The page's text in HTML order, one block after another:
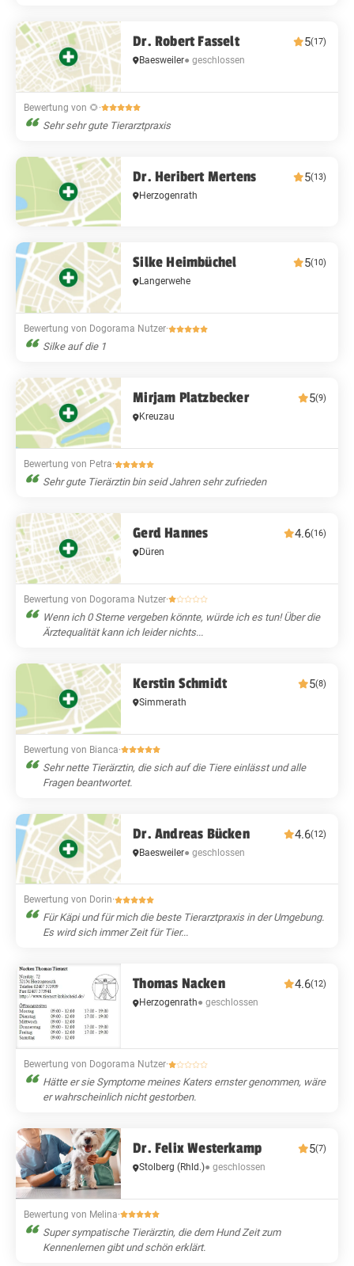
Dr. Robert Fasselt 5(17)
Baesweiler● geschlossen
Bewertung von 🌻·
Sehr sehr gute Tierarztpraxis
Dr. Heribert Mertens 5(13)
Herzogenrath
Silke Heimbüchel 5(10)
Langerwehe
Bewertung von Dogorama Nutzer·
Silke auf die 1
Mirjam Platzbecker 5(9)
Kreuzau
Bewertung von Petra·
Sehr gute Tierärztin bin seid Jahren sehr zufrieden
Gerd Hannes 4.6(16)
Düren
Bewertung von Dogorama Nutzer·
Wenn ich 0 Sterne vergeben könnte, würde ich es tun! Über die
Ärztequalität kann ich leider nichts...
Kerstin Schmidt 5(8)
Simmerath
Bewertung von Bianca·
Sehr nette Tierärztin, die sich auf die Tiere einlässt und alle
Fragen beantwortet.
Dr. Andreas Bücken 4.6(12)
Baesweiler● geschlossen
Bewertung von Dorin·
Für Käpi und für mich die beste Tierarztpraxis in der Umgebung.
Es wird sich immer Zeit für Tier...
Thomas Nacken 4.6(12)
Herzogenrath● geschlossen
Bewertung von Dogorama Nutzer·
Hätte er sie Symptome meines Katers ernster genommen, wäre
er wahrscheinlich nicht gestorben.
Dr. Felix Westerkamp 5(7)
Stolberg (Rhld.)● geschlossen
Bewertung von Melina·
Super sympatische Tierärztin, die dem Hund Zeit zum
Kennenlernen gibt und schön erklärt.